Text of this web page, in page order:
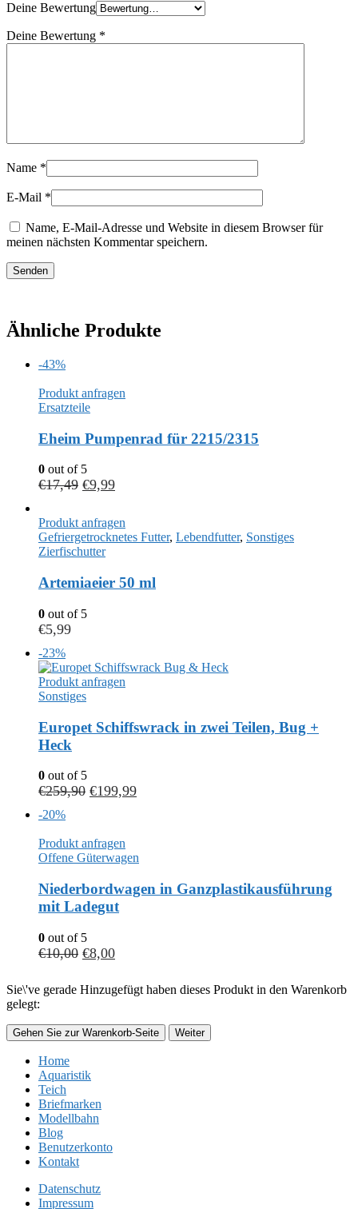
Deine Bewertung
Deine Bewertung *
Name *
E-Mail *
Name, E-Mail-Adresse und Website in diesem Browser für
meinen nächsten Kommentar speichern.
Ähnliche Produkte
-43%
Produkt anfragen
Ersatzteile
Eheim Pumpenrad für 2215/2315
0 out of 5
€17,49 €9,99
Produkt anfragen
Gefriergetrocknetes Futter, Lebendfutter, Sonstiges
Zierfischutter
Artemiaeier 50 ml
0 out of 5
€5,99
-23%
Produkt anfragen
Sonstiges
Europet Schiffswrack in zwei Teilen, Bug +
Heck
0 out of 5
€259,90 €199,99
-20%
Produkt anfragen
Offene Güterwagen
Niederbordwagen in Ganzplastikausführung
mit Ladegut
0 out of 5
€10,00 €8,00
Sie\'ve gerade Hinzugefügt haben dieses Produkt in den Warenkorb
gelegt:
Gehen Sie zur Warenkorb-Seite Weiter
Home
Aquaristik
Teich
Briefmarken
Modellbahn
Blog
Benutzerkonto
Kontakt
Datenschutz
Impressum